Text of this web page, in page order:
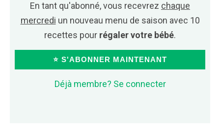
En tant qu'abonné, vous recevrez chaque
mercredi un nouveau menu de saison avec 10
recettes pour régaler votre bébé.
⭐ S'ABONNER MAINTENANT
Déjà membre? Se connecter